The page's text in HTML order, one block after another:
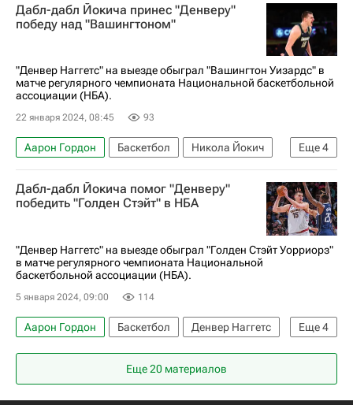
Вашингтон Уизардс
Хьюстон Рокетс
Дабл-дабл Йокича принес "Денверу"
победу над "Вашингтоном"
"Денвер Наггетс" на выезде обыграл "Вашингтон Уизардс" в
матче регулярного чемпионата Национальной баскетбольной
ассоциации (НБА).
22 января 2024, 08:45 93
Еще4
Аарон Гордон Баскетбол
Никола Йокич
Кайл Кузма
Вашингтон Уизардс
Денвер Наггетс
Лос-Анджелес Клипперс
Дабл-дабл Йокича помог "Денверу"
победить "Голден Стэйт" в НБА
"Денвер Наггетс" на выезде обыграл "Голден Стэйт Уорриорз"
в матче регулярного чемпионата Национальной
баскетбольной ассоциации (НБА).
5 января 2024, 09:00 114
Еще4
Аарон Гордон Баскетбол
Денвер Наггетс
Милуоки Бакс
Голден Стэйт Уорриорз
Никола Йокич
Еще 20 материалов